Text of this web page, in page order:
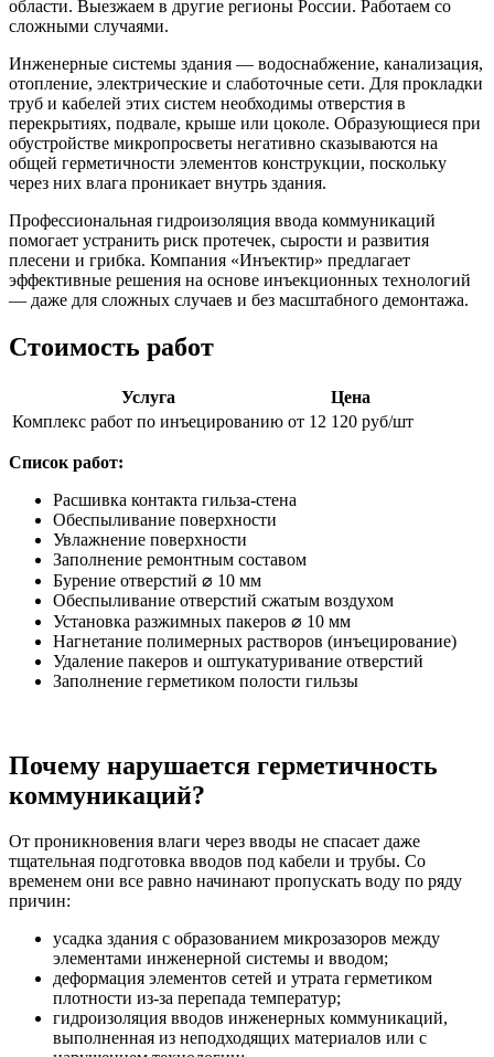
области. Выезжаем в другие регионы России. Работаем со
сложными случаями.
Инженерные системы здания — водоснабжение, канализация,
отопление, электрические и слаботочные сети. Для прокладки
труб и кабелей этих систем необходимы отверстия в
перекрытиях, подвале, крыше или цоколе. Образующиеся при
обустройстве микропросветы негативно сказываются на
общей герметичности элементов конструкции, поскольку
через них влага проникает внутрь здания.
Профессиональная гидроизоляция ввода коммуникаций
помогает устранить риск протечек, сырости и развития
плесени и грибка. Компания «Инъектир» предлагает
эффективные решения на основе инъекционных технологий
— даже для сложных случаев и без масштабного демонтажа.
Стоимость работ
Услуга
Цена
Комплекс работ по инъецированию от 12 120 руб/шт
Список работ:
Расшивка контакта гильза-стена
Обеспыливание поверхности
Увлажнение поверхности
Заполнение ремонтным составом
Бурение отверстий ⌀ 10 мм
Обеспыливание отверстий сжатым воздухом
Установка разжимных пакеров ⌀ 10 мм
Нагнетание полимерных растворов (инъецирование)
Удаление пакеров и оштукатуривание отверстий
Заполнение герметиком полости гильзы
Почему нарушается герметичность
коммуникаций?
От проникновения влаги через вводы не спасает даже
тщательная подготовка вводов под кабели и трубы. Со
временем они все равно начинают пропускать воду по ряду
причин:
усадка здания с образованием микрозазоров между
элементами инженерной системы и вводом;
деформация элементов сетей и утрата герметиком
плотности из-за перепада температур;
гидроизоляция вводов инженерных коммуникаций,
выполненная из неподходящих материалов или с